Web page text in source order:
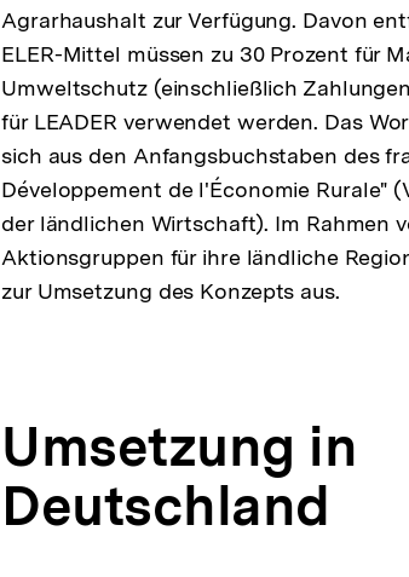
Agrarhaushalt zur Verfügung. Davon
ELER-Mittel müssen zu 30 Prozent für
Umweltschutz (einschließlich
für LEADER verwendet werden. Das
sich aus den Anfangsbuchstaben des
Développement de l'Économie Rurale"
der ländlichen Wirtschaft). Im Rahmen
Aktionsgruppen für ihre ländliche
zur Umsetzung des Konzepts aus.
Umsetzung in
Deutschland